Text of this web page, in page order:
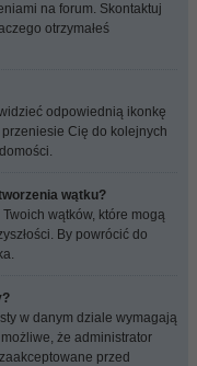
na forum. Skontaktuj
otrzymałeś
odpowiednią ikonkę
Cię do kolejnych
wątku?
wątków, które mogą
By powrócić do
w danym dziale wymagają
że administrator
przed